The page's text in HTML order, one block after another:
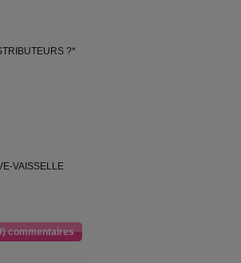
?*
VAISSELLE
commentaires